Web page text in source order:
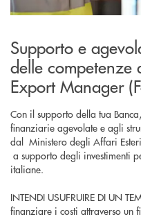
Supporto e
delle competenze
Export Manager
Con il supporto della tua
finanziarie agevolate e agli
dal Ministero degli Affari
a supporto degli investimenti
italiane.
INTENDI USUFRUIRE DI UN
finanziare i costi attraverso un